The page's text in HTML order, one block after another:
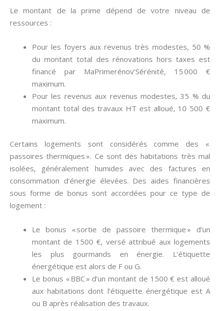
Le montant de la prime dépend de votre niveau de
ressources :
Pour les foyers aux revenus très modestes, 50 %
du montant total des rénovations hors taxes est
financé par MaPrimerénov’Sérénité, 15 000 €
maximum.
Pour les revenus aux revenus modestes, 35 % du
montant total des travaux HT est alloué, 10 500 €
maximum.
Certains logements sont considérés comme des «
passoires thermiques ». Ce sont des habitations très mal
isolées, généralement humides avec des factures en
consommation d’énergie élevées. Des aides financières
sous forme de bonus sont accordées pour ce type de
logement :
Le bonus « sortie de passoire thermique » d’un
montant de 1500 €, versé attribué aux logements
les plus gourmands en énergie. L’étiquette
énergétique est alors de F ou G.
Le bonus « BBC » d’un montant de 1500 € est alloué
aux habitations dont l’étiquette énergétique est A
ou B après réalisation des travaux.